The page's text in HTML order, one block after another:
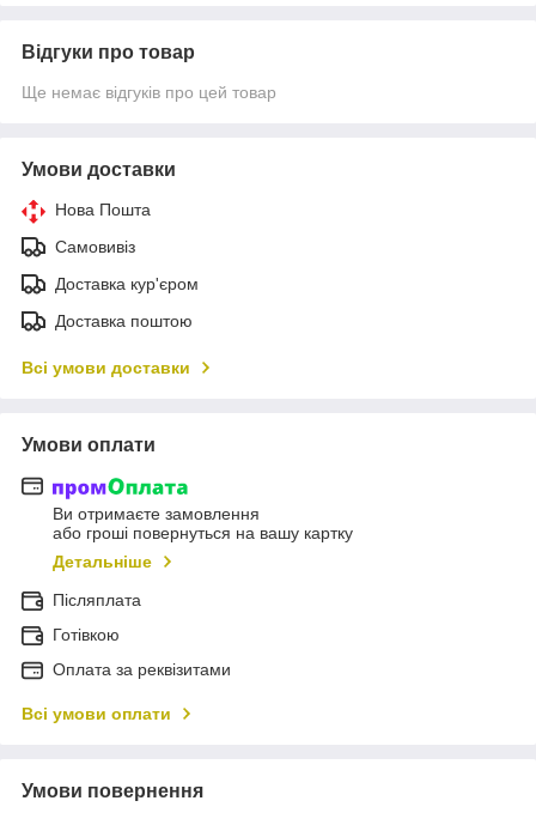
Відгуки про товар
Ще немає відгуків про цей товар
Умови доставки
Нова Пошта
Самовивіз
Доставка кур'єром
Доставка поштою
Всі умови доставки
Умови оплати
Ви отримаєте замовлення
або гроші повернуться на вашу картку
Детальніше
Післяплата
Готівкою
Оплата за реквізитами
Всі умови оплати
Умови повернення